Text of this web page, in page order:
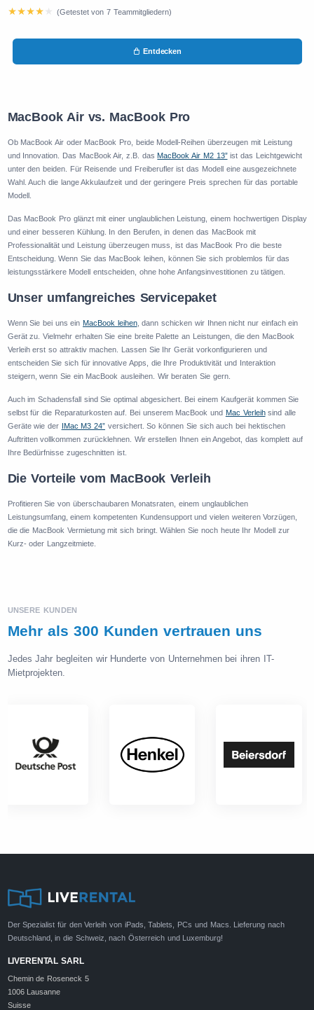
(Getestet von 7 Teammitgliedern)
Entdecken
MacBook Air vs. MacBook Pro
Ob MacBook Air oder MacBook Pro, beide Modell-Reihen überzeugen mit Leistung
und Innovation. Das MacBook Air, z.B. das MacBook Air M2 13”ist das Leichtgewicht
unter den beiden. Für Reisende und Freiberufler ist das Modell eine ausgezeichnete
Wahl. Auch die lange Akkulaufzeit und der geringere Preis sprechen für das portable
Modell.
Das MacBook Pro glänzt mit einer unglaublichen Leistung, einem hochwertigen Display
und einer besseren Kühlung. In den Berufen, in denen das MacBook mit
Professionalität und Leistung überzeugen muss, ist das MacBook Pro die beste
Entscheidung. Wenn Sie das MacBook leihen, können Sie sich problemlos für das
leistungsstärkere Modell entscheiden, ohne hohe Anfangsinvestitionen zu tätigen.
Unser umfangreiches Servicepaket
Wenn Sie bei uns ein MacBook leihen, dann schicken wir Ihnen nicht nur einfach ein
Gerät zu. Vielmehr erhalten Sie eine breite Palette an Leistungen, die den MacBook
Verleih erst so attraktiv machen. Lassen Sie Ihr Gerät vorkonfigurieren und
entscheiden Sie sich für innovative Apps, die Ihre Produktivität und Interaktion
steigern, wenn Sie ein MacBook ausleihen. Wir beraten Sie gern.
Auch im Schadensfall sind Sie optimal abgesichert. Bei einem Kaufgerät kommen Sie
selbst für die Reparaturkosten auf. Bei unserem MacBook und Mac Verleihsind alle
Geräte wie der IMac M3 24” versichert. So können Sie sich auch bei hektischen
Auftritten vollkommen zurücklehnen. Wir erstellen Ihnen ein Angebot, das komplett auf
Ihre Bedürfnisse zugeschnitten ist.
Die Vorteile vom MacBook Verleih
Profitieren Sie von überschaubaren Monatsraten, einem unglaublichen
Leistungsumfang, einem kompetenten Kundensupport und vielen weiteren Vorzügen,
die die MacBook Vermietung mit sich bringt. Wählen Sie noch heute Ihr Modell zur
Kurz- oder Langzeitmiete.
UNSERE KUNDEN
Mehr als 300 Kunden vertrauen uns
Jedes Jahr begleiten wir Hunderte von Unternehmen bei ihren IT-
Mietprojekten.
Der Spezialist für den Verleih von iPads, Tablets, PCs und Macs. Lieferung nach
Deutschland, in die Schweiz, nach Österreich und Luxemburg!
LIVERENTAL SARL
Chemin de Roseneck 5
1006 Lausanne
Suisse